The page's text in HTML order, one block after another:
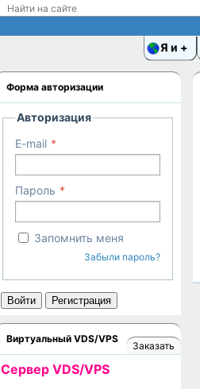
Я и
Форма авторизации
Авторизация
E-mail
Пароль
Запомнить меня
Забыли пароль?
Войти Регистрация
Виртуальный VDS/VPS
Заказать
Cервер VDS/VPS